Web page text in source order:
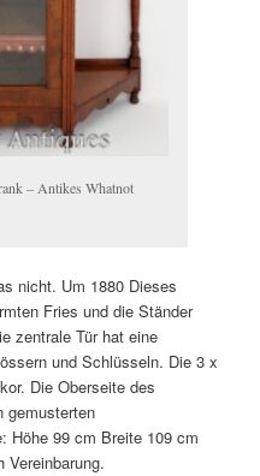
– Antikes Whatnot
nicht. Um 1880 Dieses
Fries und die Ständer
zentrale Tür hat eine
und Schlüsseln. Die 3 x
Die Oberseite des
gemusterten
Höhe 99 cm Breite 109 cm
Vereinbarung.